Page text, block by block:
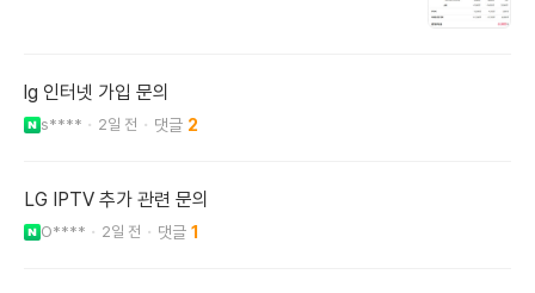
lg 인터넷 가입 문의
s**** 2일 전 2
LG IPTV 추가 관련 문의
O**** 2일 전 1